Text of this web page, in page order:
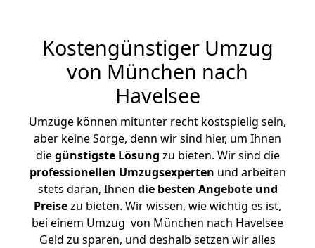
Kostengünstiger Umzug
von München nach
Havelsee
Umzüge können mitunter recht kostspielig sein,
aber keine Sorge, denn wir sind hier, um Ihnen
diegünstigste Lösung zu bieten. Wir sind die
professionellen Umzugsexperten und arbeiten
stets daran, Ihnen die besten Angebote und
Preisezu bieten. Wir wissen, wie wichtig es ist,
bei einem Umzug von München nach Havelsee
Geld zu sparen, und deshalb setzen wir alles